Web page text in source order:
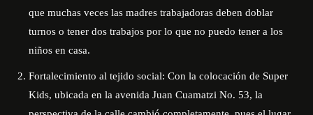
que muchas veces las madres trabajadoras deben doblar
turnos o tener dos trabajos por lo que no puedo tener a los
niños en casa.
Fortalecimiento al tejido social: Con la colocación de Super
Kids, ubicada en la avenida Juan Cuamatzi No. 53, la